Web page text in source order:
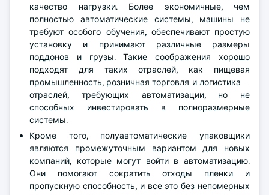
качество нагрузки. Более экономичные, чем
полностью автоматические системы, машины не
требуют особого обучения, обеспечивают простую
установку и принимают различные размеры
поддонов и грузы. Такие соображения хорошо
подходят для таких отраслей, как пищевая
промышленность, розничная торговля и логистика —
отраслей, требующих автоматизации, но не
способных инвестировать в полноразмерные
системы.
Кроме того, полуавтоматические упаковщики
являются промежуточным вариантом для новых
компаний, которые могут войти в автоматизацию.
Они помогают сократить отходы пленки и
пропускную способность, и все это без непомерных